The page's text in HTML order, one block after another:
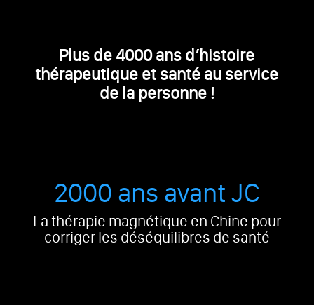
Plus de 4000 ans d’histoire
thérapeutique et santé au service
de la personne !
2000 ans avant JC
La thérapie magnétique en Chine pour
corriger les déséquilibres de santé